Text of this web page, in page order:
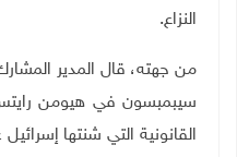
النزاع.
من جهته، قال المدير
سيبمبسون في هيومن